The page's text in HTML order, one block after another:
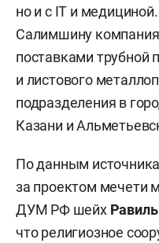
но и с IT и
Салимшину
поставками трубной
и листового
подразделения в
Казани и
По данным
за проектом мечети
ДУМ РФ шейх
что религиозное